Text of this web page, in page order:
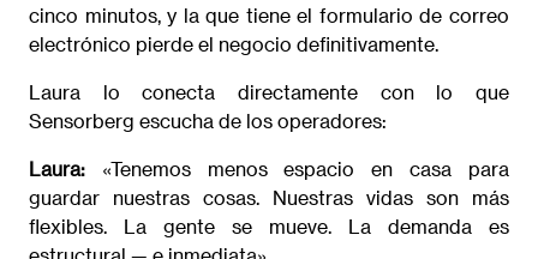
cinco minutos, y la que tiene el formulario de correo
electrónico pierde el negocio definitivamente.
Laura lo conecta directamente con lo que
Sensorberg escucha de los operadores:
Laura: «Tenemos menos espacio en casa para
guardar nuestras cosas. Nuestras vidas son más
flexibles. La gente se mueve. La demanda es